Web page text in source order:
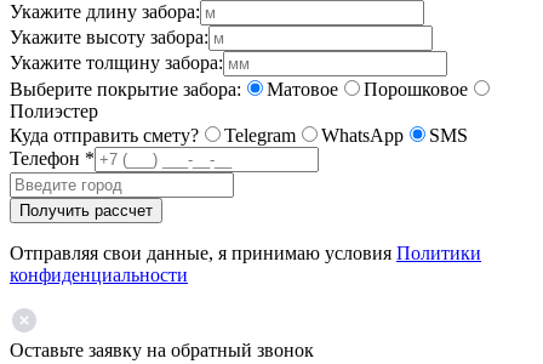
Укажите длину забора:
Укажите высоту забора:
Укажите толщину забора:
Выберите покрытие забора:
Матовое
Порошковое
Полиэстер
Куда отправить смету?
Telegram WhatsApp
SMS
Телефон *
Получить рассчет
Отправляя свои данные, я принимаю условия Политики
конфиденциальности
Оставьте заявку на обратный звонок